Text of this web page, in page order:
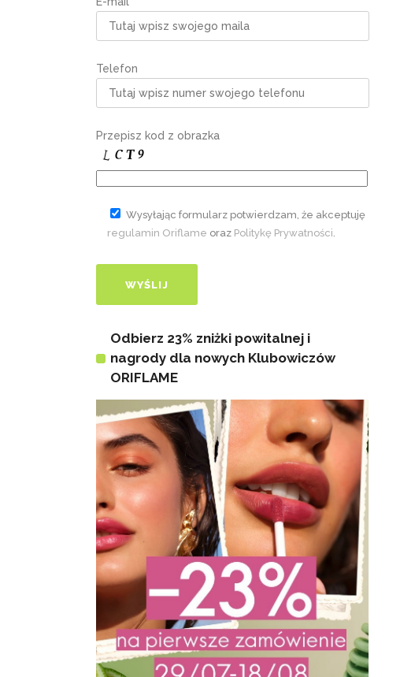
Telefon
Przepisz kod z obrazka
Wysyłając formularz potwierdzam, że akceptuję
regulamin Oriflame oraz Politykę Prywatności.
Odbierz 23% zniżki powitalnej i
nagrody dla nowych Klubowiczów
ORIFLAME